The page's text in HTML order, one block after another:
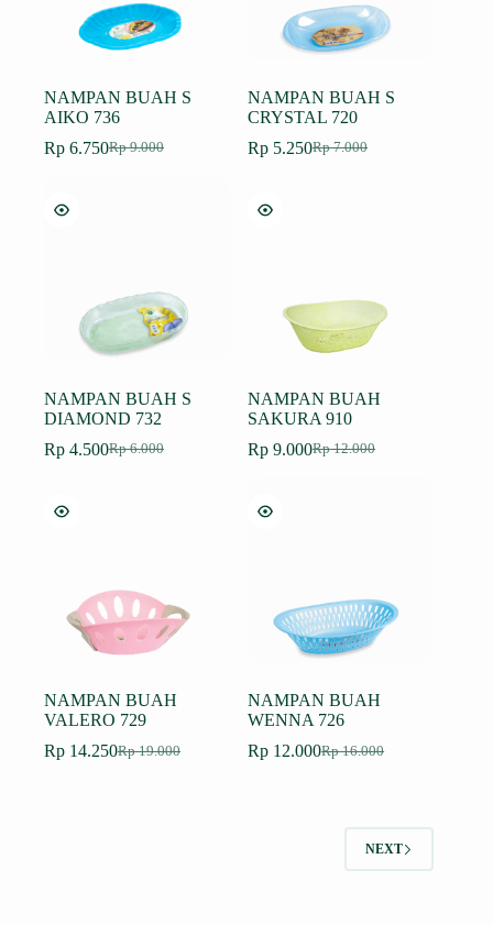
NAMPAN BUAH S
AIKO 736
Rp9.000
Harga
Rp 6.750Harga
NAMPAN BUAH S
CRYSTAL 720
Rp7.000
Harga
Rp 5.250Harga
NAMPAN BUAH S
DIAMOND 732
Rp6.000
Harga
Rp 4.500Harga
NAMPAN BUAH
SAKURA 910
Rp12.000
Harga
Rp 9.000Harga
NAMPAN BUAH
VALERO 729
Rp19.000
Harga
Rp 14.250Harga
NAMPAN BUAH
WENNA 726
Rp16.000
Harga
Rp 12.000Harga
NEXT